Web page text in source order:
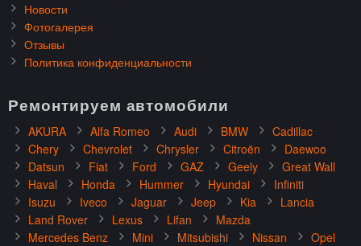
Новости
Фотогалерея
Отзывы
Политика конфиденциальности
Ремонтируем автомобили
AKURA Alfa Romeo Audi BMW
Cadillac
Chery
Chevrolet Chrysler Citroën
Daewoo
Datsun
Fiat Ford GAZ Geely
Great Wall
Haval
Honda Hummer Hyundai
Infiniti
Isuzu
Iveco Jaguar Jeep Kia
Lancia
Land Rover
Lexus Lifan
Mazda
Mercedes Benz
Mini Mitsubishi Nissan
Opel